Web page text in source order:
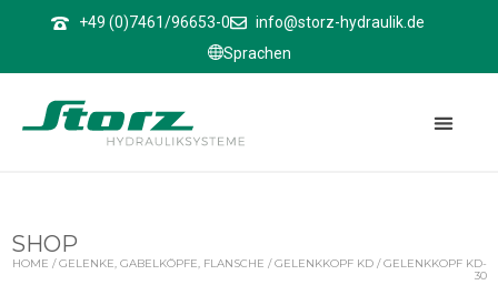
+49 (0)7461/96653-0
info@storz-hydraulik.de
Sprachen
SHOP
HOME /GELENKE, GABELKÖPFE, FLANSCHE /GELENKKOPF KD / GELENKKOPF KD-
30